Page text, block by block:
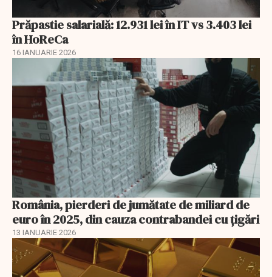
Prăpastie salarială: 12.931 lei în IT vs 3.403 lei
în HoReCa
16 IANUARIE 2026
România, pierderi de jumătate de miliard de
euro în 2025, din cauza contrabandei cu ţigări
13 IANUARIE 2026